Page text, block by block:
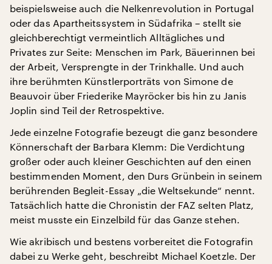
beispielsweise auch die Nelkenrevolution in Portugal
oder das Apartheitssystem in Südafrika – stellt sie
gleichberechtigt vermeintlich Alltägliches und
Privates zur Seite: Menschen im Park, Bäuerinnen bei
der Arbeit, Versprengte in der Trinkhalle. Und auch
ihre berühmten Künstlerporträts von Simone de
Beauvoir über Friederike Mayröcker bis hin zu Janis
Joplin sind Teil der Retrospektive.
Jede einzelne Fotografie bezeugt die ganz besondere
Könnerschaft der Barbara Klemm: Die Verdichtung
großer oder auch kleiner Geschichten auf den einen
bestimmenden Moment, den Durs Grünbein in seinem
berührenden Begleit-Essay „die Weltsekunde“ nennt.
Tatsächlich hatte die Chronistin der FAZ selten Platz,
meist musste ein Einzelbild für das Ganze stehen.
Wie akribisch und bestens vorbereitet die Fotografin
dabei zu Werke geht, beschreibt Michael Koetzle. Der